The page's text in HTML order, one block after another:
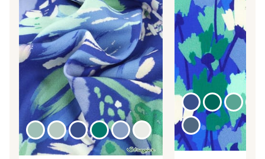
36 - Menthe bleue 31 - Pêche
33 - Porcelaine 35 - Rose Cyclamen
30 - Rose Perle
07342 - Bleu Méditerranée
07378 - Bleu Optimiste 07288 - Bleu Océan